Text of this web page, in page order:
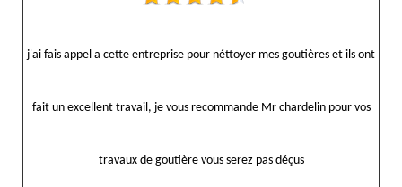
j'ai fais appel a cette entreprise pour néttoyer mes goutières et ils ont
fait un excellent travail, je vous recommande Mr chardelin pour vos
travaux de goutière vous serez pas déçus